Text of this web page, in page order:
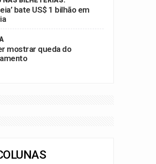
bate US$ 1 bilhão em
mostrar queda do